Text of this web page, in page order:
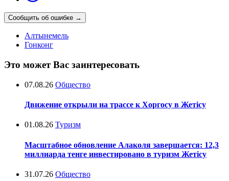
Сообщить об ошибке →
Алтынемель
Гонконг
Это может Вас заинтересовать
07.08.26 Общество
Движение открыли на трассе к Хоргосу в Жетісу
01.08.26 Туризм
Масштабное обновление Алаколя завершается: 12,3
миллиарда тенге инвестировано в туризм Жетісу
31.07.26 Общество